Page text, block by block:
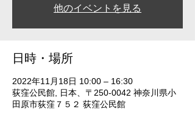
他のイベントを見る
日時・場所
2022年11月18日 10:00 – 16:30
荻窪公民館, 日本、〒250-0042 神奈川県小
田原市荻窪７５２ 荻窪公民館